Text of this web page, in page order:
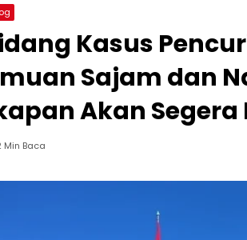
Kasus
Sajam dan
Akan
Min Baca